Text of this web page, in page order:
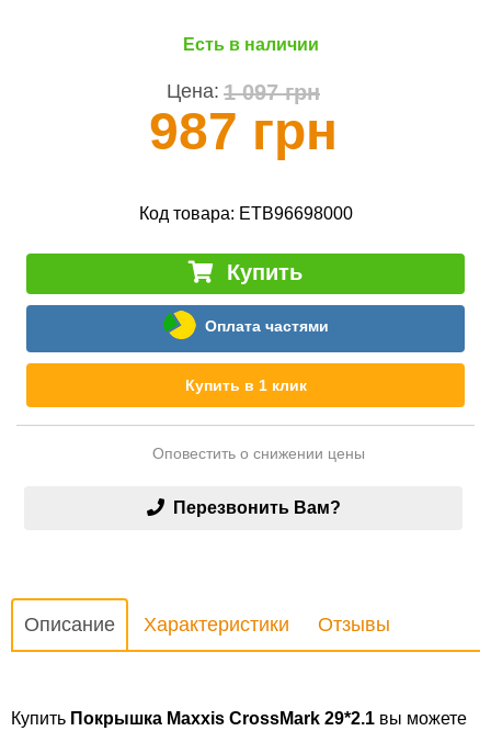
Есть в наличии
Цена: 1 097 грн
987 грн
Код товара: ETB96698000
Купить
Оплата частями
Купить в 1 клик
Оповестить о снижении цены
Перезвонить Вам?
Описание Характеристики Отзывы
Купить Покрышка Maxxis СrossMark 29*2.1 вы можете